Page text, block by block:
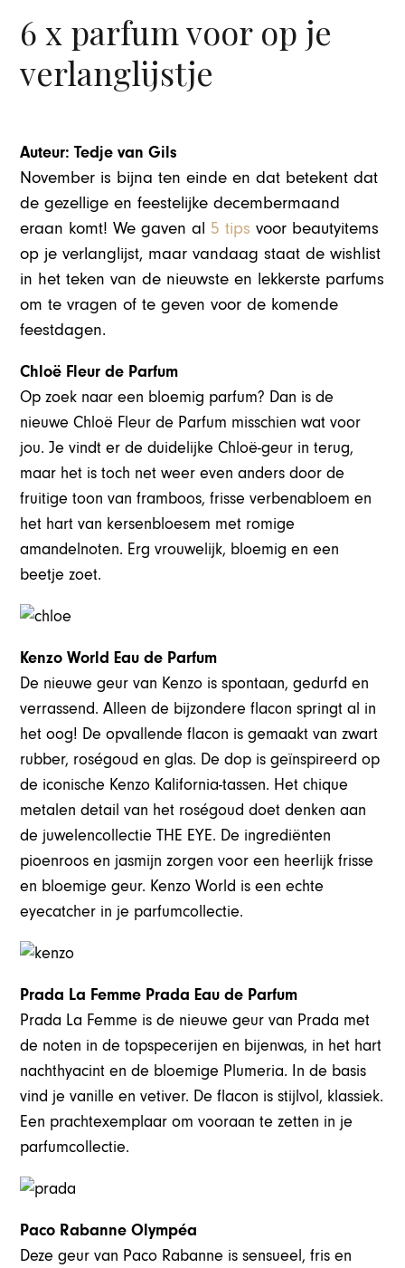
6 x parfum voor op je
verlanglijstje
Auteur: Tedje van Gils
November is bijna ten einde en dat betekent dat
de gezellige en feestelijke decembermaand
eraan komt! We gaven al 5 tips voor beautyitems
op je verlanglijst, maar vandaag staat de wishlist
in het teken van de nieuwste en lekkerste parfums
om te vragen of te geven voor de komende
feestdagen.
Chloë Fleur de Parfum
Op zoek naar een bloemig parfum? Dan is de
nieuwe Chloë Fleur de Parfum misschien wat voor
jou. Je vindt er de duidelijke Chloë-geur in terug,
maar het is toch net weer even anders door de
fruitige toon van framboos, frisse verbenabloem en
het hart van kersenbloesem met romige
amandelnoten. Erg vrouwelijk, bloemig en een
beetje zoet.
Kenzo World Eau de Parfum
De nieuwe geur van Kenzo is spontaan, gedurfd en
verrassend. Alleen de bijzondere flacon springt al in
het oog! De opvallende flacon is gemaakt van zwart
rubber, roségoud en glas. De dop is geïnspireerd op
de iconische Kenzo Kalifornia-tassen. Het chique
metalen detail van het roségoud doet denken aan
de juwelencollectie THE EYE. De ingrediënten
pioenroos en jasmijn zorgen voor een heerlijk frisse
en bloemige geur. Kenzo World is een echte
eyecatcher in je parfumcollectie.
Prada La Femme Prada Eau de Parfum
Prada La Femme is de nieuwe geur van Prada met
de noten in de topspecerijen en bijenwas, in het hart
nachthyacint en de bloemige Plumeria. In de basis
vind je vanille en vetiver. De flacon is stijlvol, klassiek.
Een prachtexemplaar om vooraan te zetten in je
parfumcollectie.
Paco Rabanne Olympéa
Deze geur van Paco Rabanne is sensueel, fris en